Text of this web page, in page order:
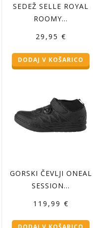
SEDEŽ SELLE ROYAL
ROOMY…
29,95 €
DODAJ V KOŠARICO
GORSKI ČEVLJI ONEAL
SESSION…
119,99 €